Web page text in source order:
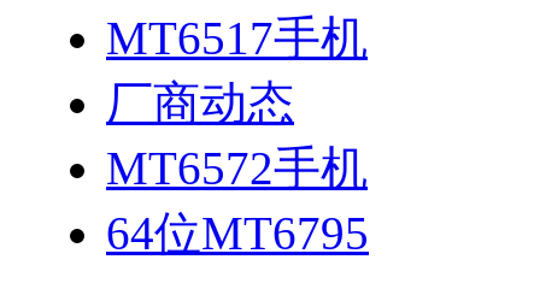
MT6517手机
厂商动态
MT6572手机
64位MT6795